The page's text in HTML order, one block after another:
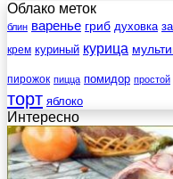
Облако меток
блин варенье гриб духовка
крем куриный курица
пирожок пицца помидор простой
торт яблоко
Интересно